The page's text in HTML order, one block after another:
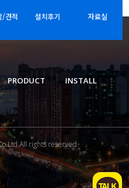
/견적 설치후기 자료실
PRODUCT INSTALL
rights reserved